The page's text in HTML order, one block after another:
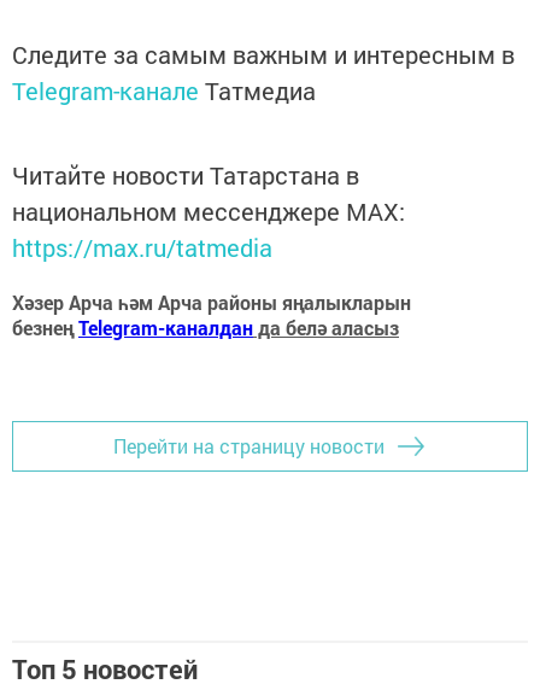
Следите за самым важным и интересным в
Telegram-канале Татмедиа
Читайте новости Татарстана в
национальном мессенджере MАХ:
https://max.ru/tatmedia
Хәзер Арча һәм Арча районы яңалыкларын
безнеңTelegram-каналданда белә аласыз
Перейти на страницу новости
Топ 5 новостей